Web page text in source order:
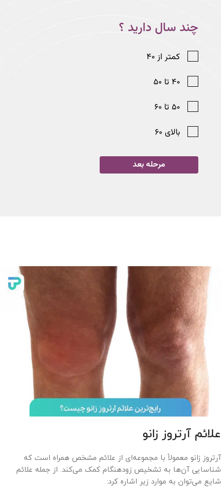
علائم آرتروز زانو
آرتروز زانو معمولاً با مجموعه‌ای از علائم مشخص همراه است که
شناسایی آن‌ها به تشخیص زودهنگام کمک می‌کند. از جمله علائم
شایع می‌توان به موارد زیر اشاره کرد: